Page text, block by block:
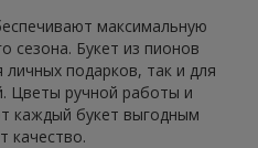
максимальную
сезона. Букет из пионов
подарков, так и для
Цветы ручной работы и
каждый букет выгодным
качество.